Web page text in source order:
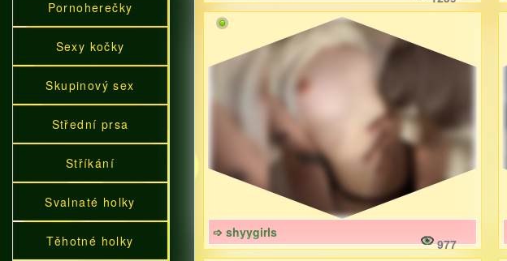
Pornoherečky
Sexy kočky
Skupinový sex
Střední prsa
Stříkání
Svalnaté holky
Těhotné holky
➩ shyygirls
977